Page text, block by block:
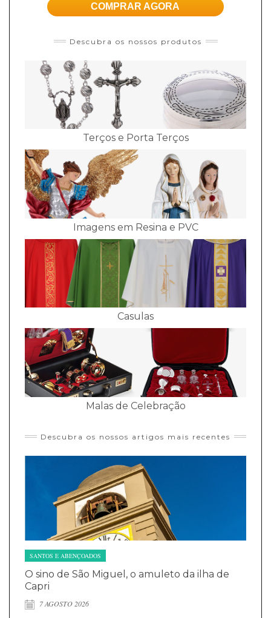
COMPRAR AGORA
Descubra os nossos produtos
Terços e Porta Terços
Imagens em Resina e PVC
Casulas
Malas de Celebração
Descubra os nossos artigos mais recentes
SANTOS E ABENÇOADOS
O sino de São Miguel, o amuleto da ilha de
Capri
7 AGOSTO 2026